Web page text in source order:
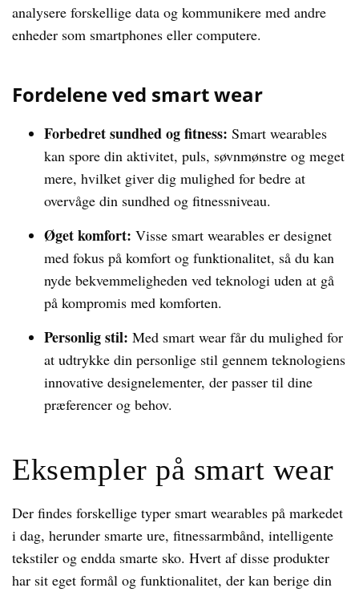
analysere forskellige data og kommunikere med andre
enheder som smartphones eller computere.
Fordelene ved smart wear
Forbedret sundhed og fitness: Smart wearables
kan spore din aktivitet, puls, søvnmønstre og meget
mere, hvilket giver dig mulighed for bedre at
overvåge din sundhed og fitnessniveau.
Øget komfort: Visse smart wearables er designet
med fokus på komfort og funktionalitet, så du kan
nyde bekvemmeligheden ved teknologi uden at gå
på kompromis med komforten.
Personlig stil: Med smart wear får du mulighed for
at udtrykke din personlige stil gennem teknologiens
innovative designelementer, der passer til dine
præferencer og behov.
Eksempler på smart wear
Der findes forskellige typer smart wearables på markedet
i dag, herunder smarte ure, fitnessarmbånd, intelligente
tekstiler og endda smarte sko. Hvert af disse produkter
har sit eget formål og funktionalitet, der kan berige din